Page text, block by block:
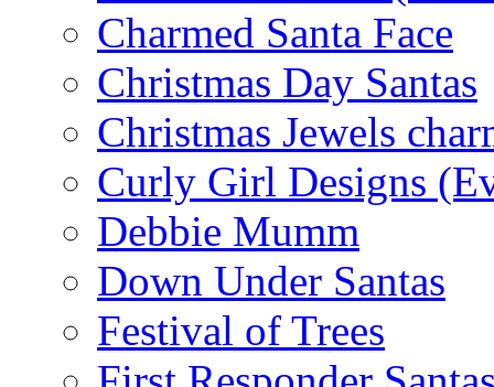
Charmed Santa Face
Christmas Day Santas
Christmas Jewels
Curly Girl Designs
Debbie Mumm
Down Under Santas
Festival of Trees